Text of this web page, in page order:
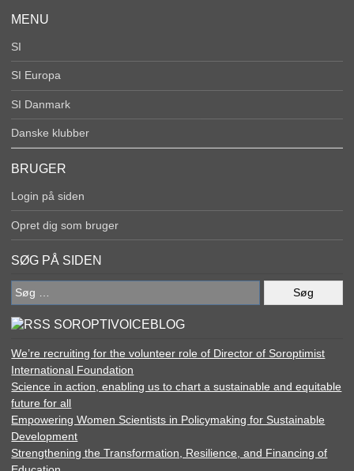
MENU
SI
SI Europa
SI Danmark
Danske klubber
BRUGER
Login på siden
Opret dig som bruger
SØG PÅ SIDEN
Søg
efter:
SOROPTIVOICEBLOG
We’re recruiting for the volunteer role of Director of Soroptimist
International Foundation
Science in action, enabling us to chart a sustainable and equitable
future for all
Empowering Women Scientists in Policymaking for Sustainable
Development
Strengthening the Transformation, Resilience, and Financing of